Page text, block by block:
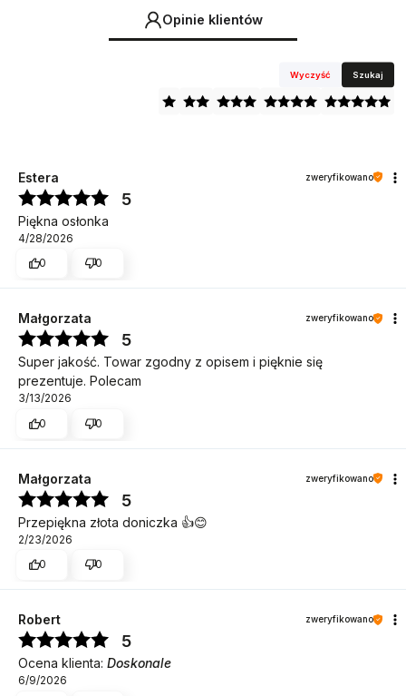
Opinie klientów
Wyczyść Szukaj
Estera zweryfikowano
5
Piękna osłonka
4/28/2026
0
0
Małgorzata zweryfikowano
5
Super jakość. Towar zgodny z opisem i pięknie się
prezentuje. Polecam
3/13/2026
0
0
Małgorzata zweryfikowano
5
Przepiękna złota doniczka 👍😊
2/23/2026
0
0
Robert zweryfikowano
5
Ocena klienta: Doskonale
6/9/2026